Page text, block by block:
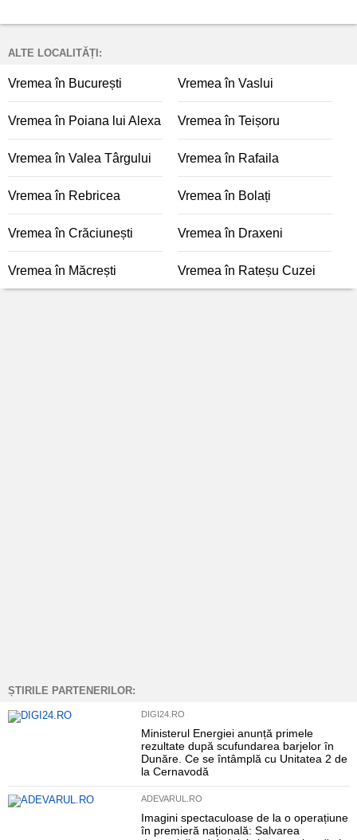
ALTE LOCALITĂȚI:
Vremea în București Vremea în Vaslui
Vremea în Poiana lui Alexa Vremea în Teișoru
Vremea în Valea Târgului Vremea în Rafaila
Vremea în Rebricea Vremea în Bolați
Vremea în Crăciunești Vremea în Draxeni
Vremea în Măcrești Vremea în Rateșu Cuzei
ȘTIRILE PARTENERILOR:
DIGI24.RO
Ministerul Energiei anunță primele
rezultate după scufundarea barjelor în
Dunăre. Ce se întâmplă cu Unitatea 2 de
la Cernavodă
ADEVARUL.RO
Imagini spectaculoase de la o operațiune
în premieră națională: Salvarea